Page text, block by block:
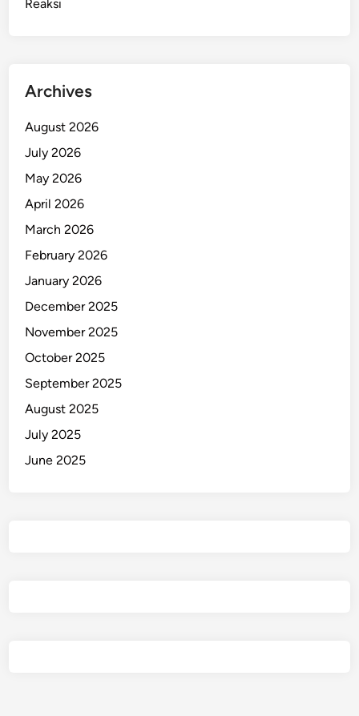
Reaksi
Archives
August 2026
July 2026
May 2026
April 2026
March 2026
February 2026
January 2026
December 2025
November 2025
October 2025
September 2025
August 2025
July 2025
June 2025